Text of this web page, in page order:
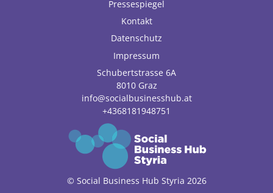
Pressespiegel
Kontakt
Datenschutz
Impressum
Schubertstrasse 6A
8010 Graz
info@socialbusinesshub.at
+4368181948751
© Social Business Hub Styria 2026